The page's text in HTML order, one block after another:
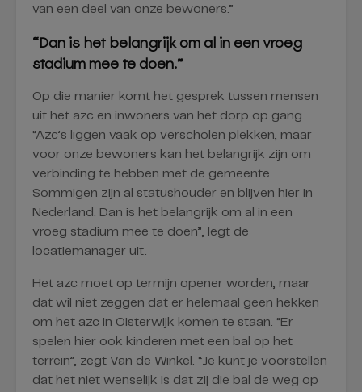
van een deel van onze bewoners.”
“Dan is het belangrijk om al in een vroeg
stadium mee te doen.”
Op die manier komt het gesprek tussen mensen
uit het azc en inwoners van het dorp op gang.
“Azc’s liggen vaak op verscholen plekken, maar
voor onze bewoners kan het belangrijk zijn om
verbinding te hebben met de gemeente.
Sommigen zijn al statushouder en blijven hier in
Nederland. Dan is het belangrijk om al in een
vroeg stadium mee te doen”, legt de
locatiemanager uit.
Het azc moet op termijn opener worden, maar
dat wil niet zeggen dat er helemaal geen hekken
om het azc in Oisterwijk komen te staan. “Er
spelen hier ook kinderen met een bal op het
terrein”, zegt Van de Winkel. “Je kunt je voorstellen
dat het niet wenselijk is dat zij die bal de weg op